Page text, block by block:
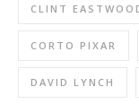
CLINT
CORTO PIXAR
DAVID LYNCH